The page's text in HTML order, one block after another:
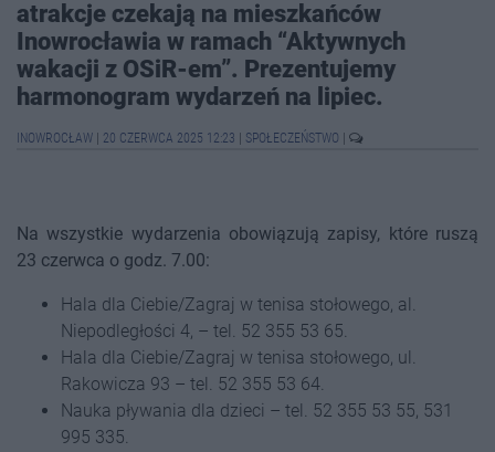
atrakcje czekają na mieszkańców
Inowrocławia w ramach “Aktywnych
wakacji z OSiR-em”. Prezentujemy
harmonogram wydarzeń na lipiec.
INOWROCŁAW 20 CZERWCA 2025 12:23 SPOŁECZEŃSTWO
Na wszystkie wydarzenia obowiązują zapisy, które ruszą
23 czerwca o godz. 7.00:
Hala dla Ciebie/Zagraj w tenisa stołowego, al.
Niepodległości 4, – tel. 52 355 53 65.
Hala dla Ciebie/Zagraj w tenisa stołowego, ul.
Rakowicza 93 – tel. 52 355 53 64.
Nauka pływania dla dzieci – tel. 52 355 53 55, 531
995 335.